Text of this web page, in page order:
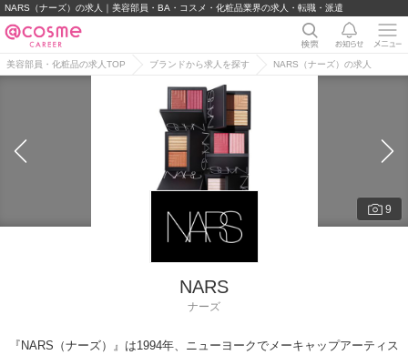
NARS（ナーズ）の求人｜美容部員・BA・コスメ・化粧品業界の求人・転職・派遣
美容部員・化粧品の求人TOP ブランドから求人を探す NARS（ナーズ）の求人
9
NARS
ナーズ
『NARS（ナーズ）』は1994年、ニューヨークでメーキャップアーティス